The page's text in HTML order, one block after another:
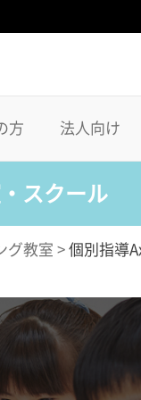
方 法人向け
スクール
グ教室 > 個別指導